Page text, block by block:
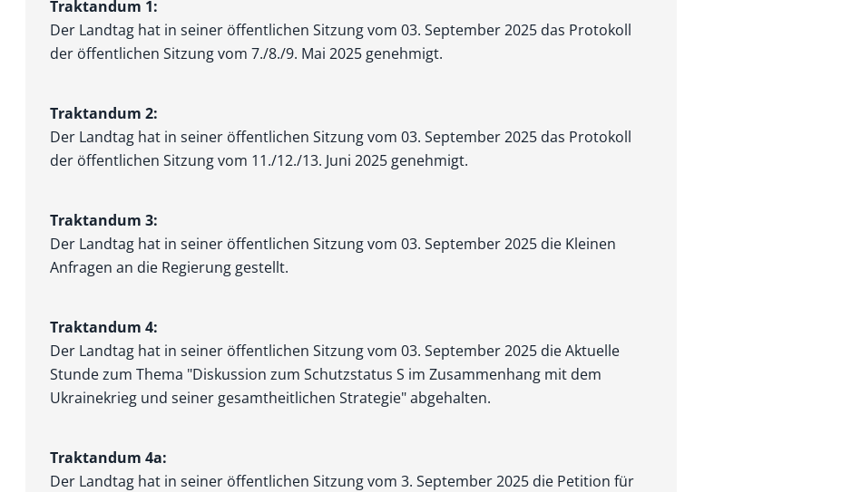
Traktandum 1:
Der Landtag hat in seiner öffentlichen Sitzung vom 03. September 2025 das Protokoll
der öffentlichen Sitzung vom 7./8./9. Mai 2025 genehmigt.
Traktandum 2:
Der Landtag hat in seiner öffentlichen Sitzung vom 03. September 2025 das Protokoll
der öffentlichen Sitzung vom 11./12./13. Juni 2025 genehmigt.
Traktandum 3:
Der Landtag hat in seiner öffentlichen Sitzung vom 03. September 2025 die Kleinen
Anfragen an die Regierung gestellt.
Traktandum 4:
Der Landtag hat in seiner öffentlichen Sitzung vom 03. September 2025 die Aktuelle
Stunde zum Thema "Diskussion zum Schutzstatus S im Zusammenhang mit dem
Ukrainekrieg und seiner gesamtheitlichen Strategie" abgehalten.
Traktandum 4a:
Der Landtag hat in seiner öffentlichen Sitzung vom 3. September 2025 die Petition für